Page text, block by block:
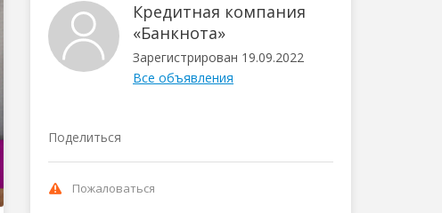
Кредитная компания
«Банкнота»
Зарегистрирован 19.09.2022
Все объявления
Поделиться
Пожаловаться